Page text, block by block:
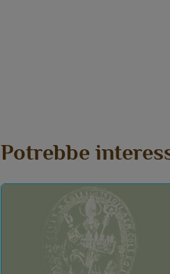
Potrebbe